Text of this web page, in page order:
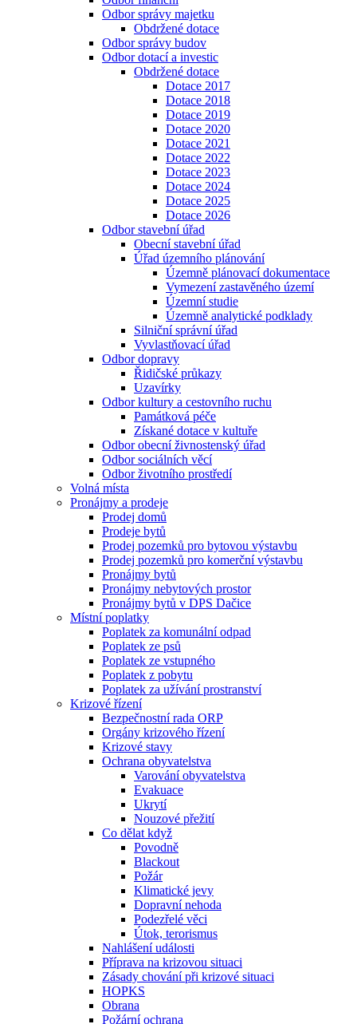
Odbor správy majetku
Obdržené dotace
Odbor správy budov
Odbor dotací a investic
Obdržené dotace
Dotace 2017
Dotace 2018
Dotace 2019
Dotace 2020
Dotace 2021
Dotace 2022
Dotace 2023
Dotace 2024
Dotace 2025
Dotace 2026
Odbor stavební úřad
Obecní stavební úřad
Úřad územního plánování
Územně plánovací dokumentace
Vymezení zastavěného území
Územní studie
Územně analytické podklady
Silniční správní úřad
Vyvlastňovací úřad
Odbor dopravy
Řidičské průkazy
Uzavírky
Odbor kultury a cestovního ruchu
Památková péče
Získané dotace v kultuře
Odbor obecní živnostenský úřad
Odbor sociálních věcí
Odbor životního prostředí
Volná místa
Pronájmy a prodeje
Prodej domů
Prodeje bytů
Prodej pozemků pro bytovou výstavbu
Prodej pozemků pro komerční výstavbu
Pronájmy bytů
Pronájmy nebytových prostor
Pronájmy bytů v DPS Dačice
Místní poplatky
Poplatek za komunální odpad
Poplatek ze psů
Poplatek ze vstupného
Poplatek z pobytu
Poplatek za užívání prostranství
Krizové řízení
Bezpečnostní rada ORP
Orgány krizového řízení
Krizové stavy
Ochrana obyvatelstva
Varování obyvatelstva
Evakuace
Ukrytí
Nouzové přežití
Co dělat když
Povodně
Blackout
Požár
Klimatické jevy
Dopravní nehoda
Podezřelé věci
Útok, terorismus
Nahlášení události
Příprava na krizovou situaci
Zásady chování při krizové situaci
HOPKS
Obrana
Požární ochrana